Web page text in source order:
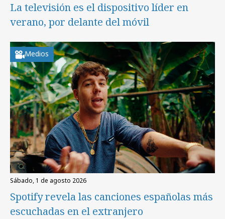
La televisión es el dispositivo líder en
verano, por delante del móvil
Medios
sábado, 1 de agosto 2026
Spotify revela las canciones españolas más
escuchadas en el extranjero